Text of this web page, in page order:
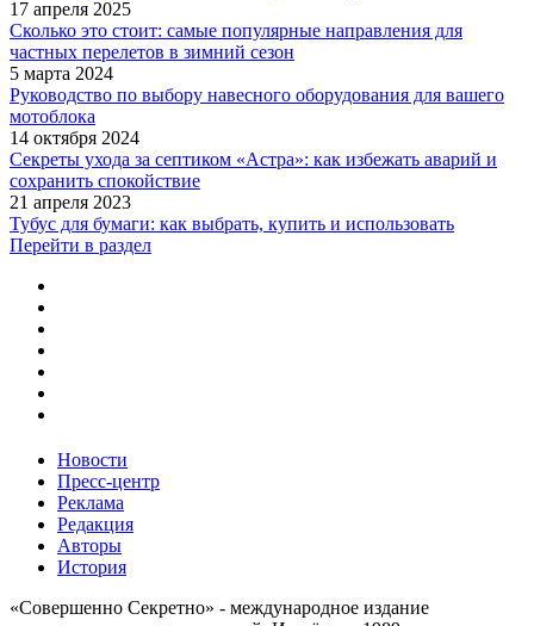
17 апреля 2025
Сколько это стоит: самые популярные направления для
частных перелетов в зимний сезон
5 марта 2024
Руководство по выбору навесного оборудования для вашего
мотоблока
14 октября 2024
Секреты ухода за септиком «Астра»: как избежать аварий и
сохранить спокойствие
21 апреля 2023
Тубус для бумаги: как выбрать, купить и использовать
Перейти в раздел
Новости
Пресс-центр
Реклама
Редакция
Авторы
История
«Совершенно Секретно» - международное издание